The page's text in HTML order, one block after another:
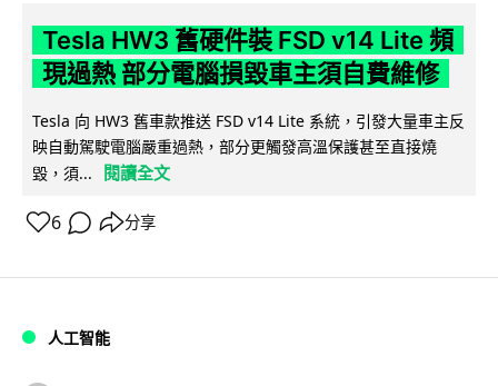
Tesla HW3 舊硬件裝 FSD v14 Lite 頻
現過熱 部分電腦損毀車主須自費維修
Tesla 向 HW3 舊車款推送 FSD v14 Lite 系統，引發大量車主反
映自動駕駛電腦嚴重過熱，部分更觸發高溫保護甚至直接燒
毀，須...
閱讀全文
6 分享
人工智能